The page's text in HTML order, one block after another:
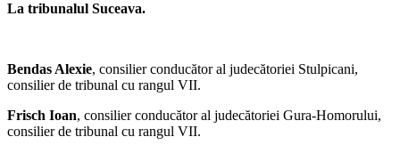
La tribunalul Suceava.
Bendas Alexie, consilier conducător al judecătoriei Stulpicani,
consilier de tribunal cu rangul VII.
Frisch Ioan, consilier conducător al judecătoriei Gura-Homorului,
consilier de tribunal cu rangul VII.